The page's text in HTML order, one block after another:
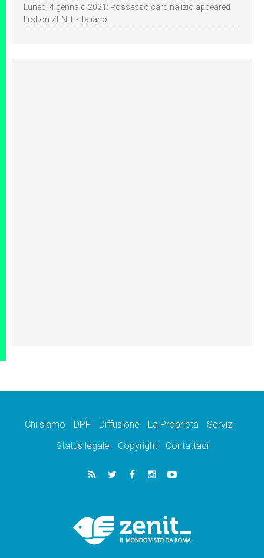
Lunedì 4 gennaio 2021: Possesso cardinalizio appeared
first on ZENIT - Italiano.
Chi siamo DPF Diffusione La Proprietà
Servizi
Status legale
Copyright Contattaci